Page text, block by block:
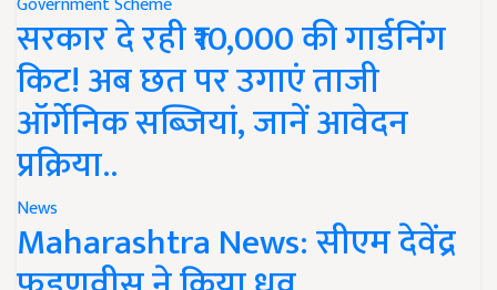
सरकार दे रही ₹10,000 की गार्डनिंग
किट! अब छत पर उगाएं ताजी
ऑर्गेनिक सब्जियां, जानें आवेदन
प्रक्रिया..
News
Maharashtra News: सीएम देवेंद्र